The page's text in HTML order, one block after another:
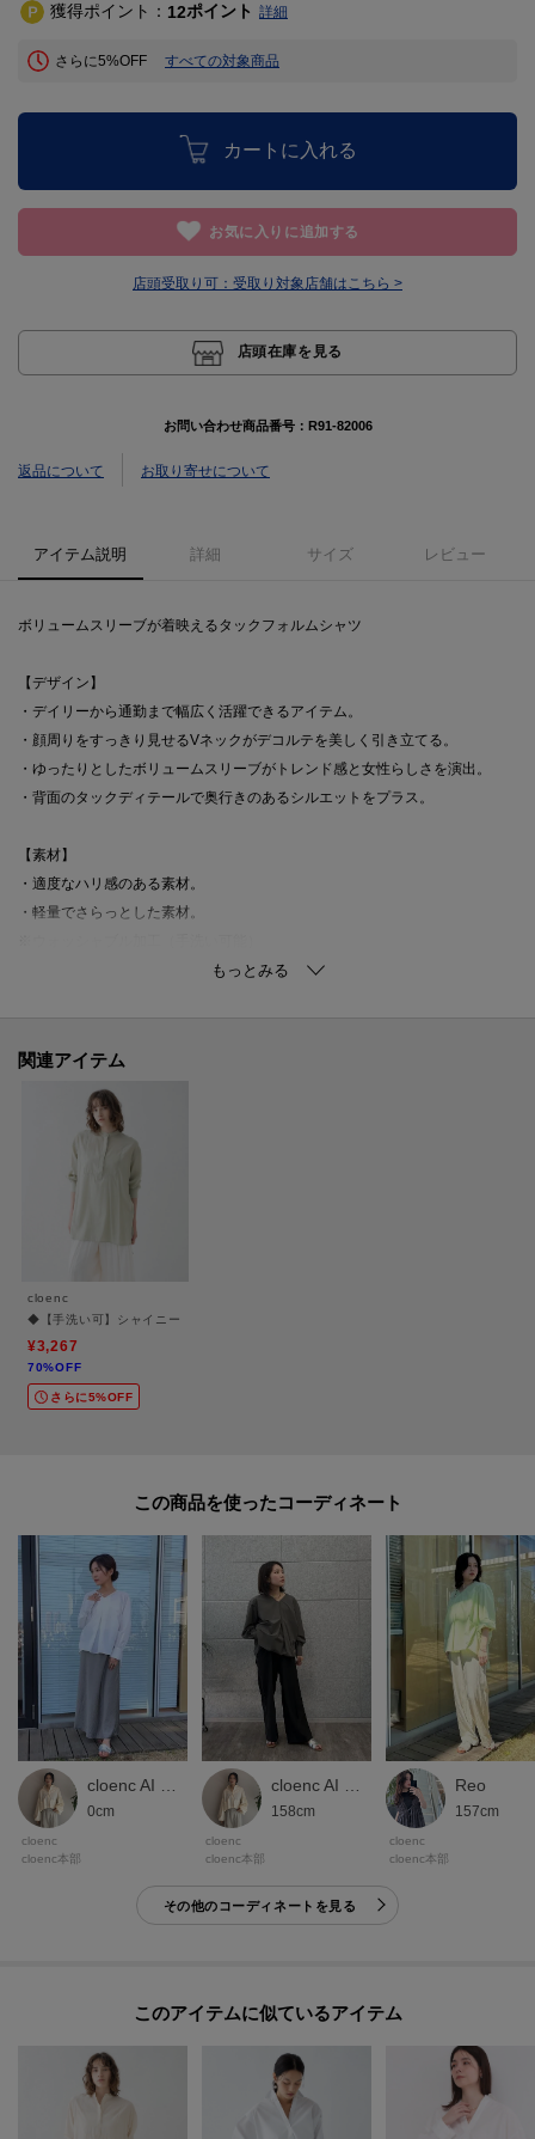
獲得ポイント： 12ポイント 詳細
さらに5%OFF すべての対象商品
カートに入れる
お気に入りに追加する
店頭受取り可： 受取り対象店舗はこちら >
店頭在庫を見る
お問い合わせ商品番号： R91-82006
返品について お取り寄せについて
アイテム説明 詳細 サイズ レビュー
ボリュームスリーブが着映えるタックフォルムシャツ
【デザイン】
・デイリーから通勤まで幅広く活躍できるアイテム。
・顔周りをすっきり見せるVネックがデコルテを美しく引き立てる。
・ゆったりとしたボリュームスリーブがトレンド感と女性らしさを演出。
・背面のタックディテールで奥行きのあるシルエットをプラス。
【素材】
・適度なハリ感のある素材。
・軽量でさらっとした素材。
・タイトスカートやフレアスカートで、程よくフェミニンなスタイリングに
・ベルトやアクセサリーでウエストをマークして旬なメリハリコーデもおす
ーーーーーーーーーーーーーーーーーーーーーーーーーーーーーー
お気に入り登録で、再入荷通知やお値下げ情報をお知らせ。
お得な情報をいち早くお届けいたします！
アイテムページにある、ハートマークをクリックして追加できます。
※照明の関係により、実際よりも色味が違って見える場合があります。ま
た、パソコン・スマートフォンなどの環境により、若干製品と画像のカラー
が異なる場合もございます。
関連アイテム
cloenc
◆【手洗い可】シャイニーリボンブラウス
¥3,267
70%OFF
さらに5%OFF
この商品を使った
0cm
cloenc
cloenc本部
158cm
cloenc
cloenc本部
Reo
157cm
cloenc
cloenc本部
その他のコーディネートを見る
このアイテムに似ているアイテム